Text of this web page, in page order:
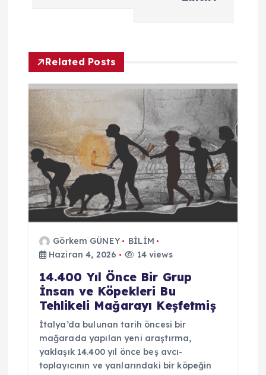
z
n
m
e
s
Related Posts
Görkem GÜNEY
BİLİM
Haziran 4, 2026
14 views
14.400 Yıl Önce Bir Grup
İnsan ve Köpekleri Bu
Tehlikeli Mağarayı Keşfetmiş
İtalya’da bulunan tarih öncesi bir
mağarada yapılan yeni araştırma,
yaklaşık 14.400 yıl önce beş avcı-
toplayıcının ve yanlarındaki bir köpeğin